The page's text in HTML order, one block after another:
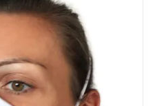
11,00€.5,00€.